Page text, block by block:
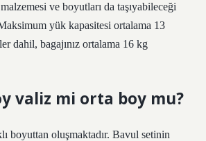
ve boyutları da taşıyabileceği
yük kapasitesi ortalama 13
dahil, bagajınız ortalama 16 kg
valiz mi orta boy mu?
boyuttan oluşmaktadır. Bavul setinin